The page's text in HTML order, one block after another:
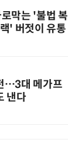
막는 '불법 복
' 버젓이 유통
…3대 메가프
낸다